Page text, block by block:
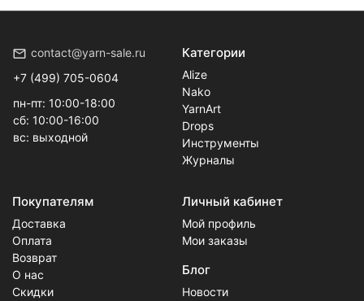
contact@yarn-sale.ru
+7 (499) 705-0604
пн-пт: 10:00-18:00
сб: 10:00-16:00
вс: выходной
Категории
Alize
Nako
YarnArt
Drops
Инструменты
Журналы
Покупателям
Доставка
Оплата
Возврат
О нас
Скидки
Личный кабинет
Мой профиль
Мои заказы
Блог
Новости